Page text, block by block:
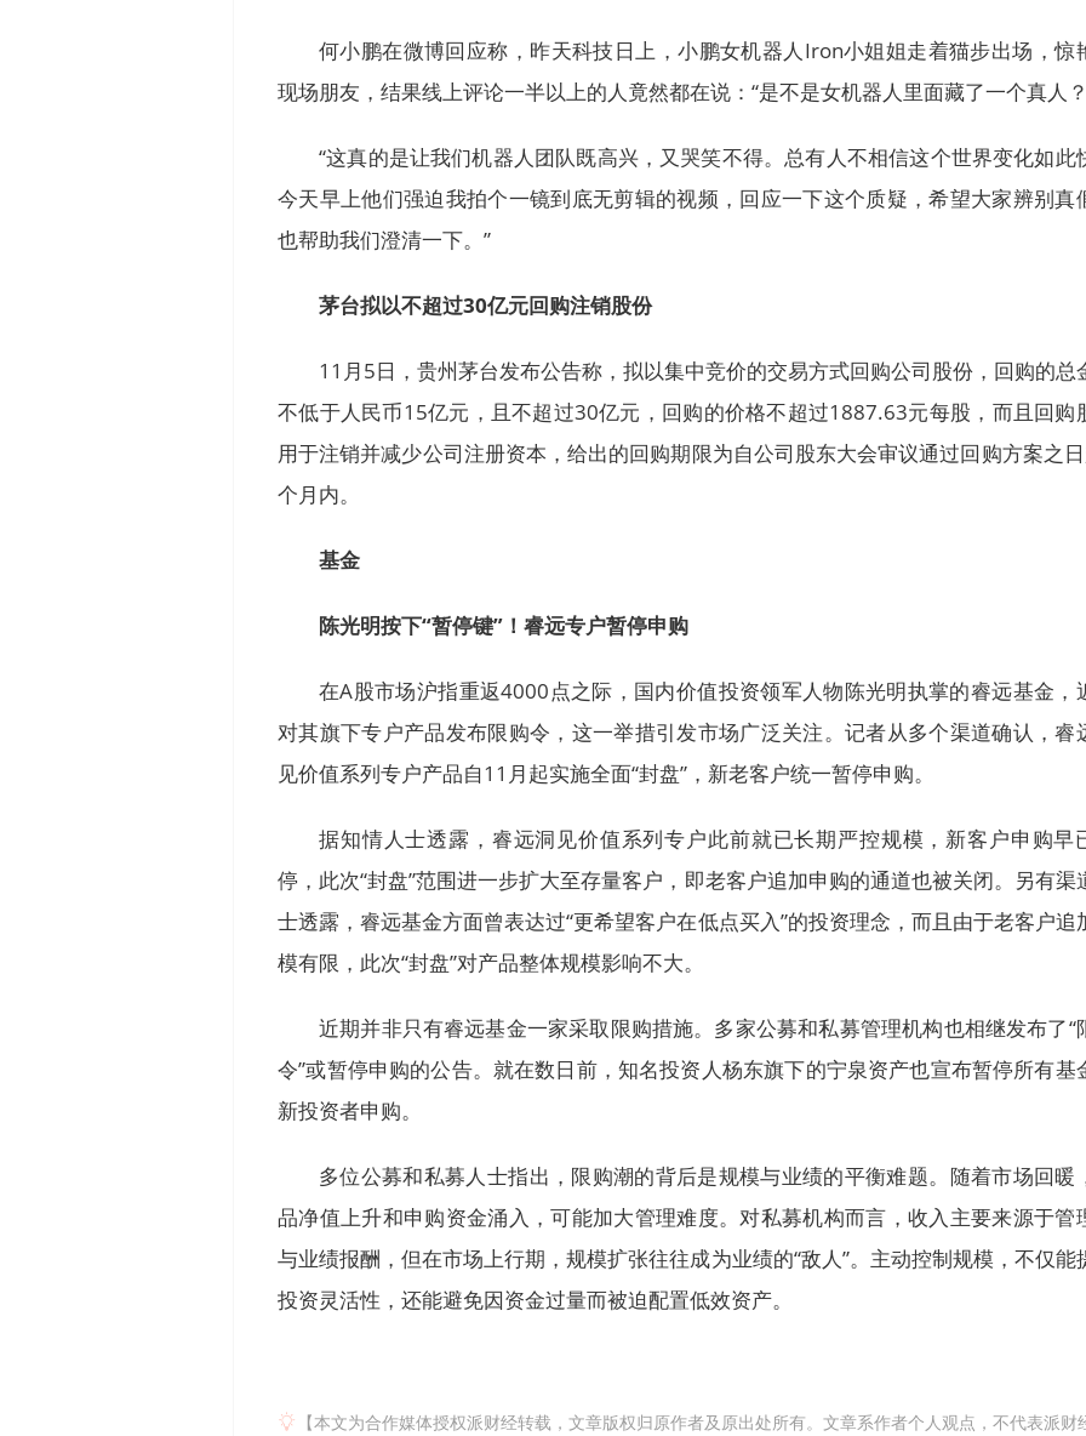
何小鹏在微博回应称，昨天科技日上，小鹏女机器人Iron小姐姐走着猫步出场，惊
现场朋友，结果线上评论一半以上的人竟然都在说：“是不是女机器人里面藏了一个真人
“这真的是让我们机器人团队既高兴，又哭笑不得。总有人不相信这个世界变化如此
今天早上他们强迫我拍个一镜到底无剪辑的视频，回应一下这个质疑，希望大家辨别真
也帮助我们澄清一下。”
茅台拟以不超过30亿元回购注销股份
11月5日，贵州茅台发布公告称，拟以集中竞价的交易方式回购公司股份，回购的总
不低于人民币15亿元，且不超过30亿元，回购的价格不超过1887.63元每股，而且回购
用于注销并减少公司注册资本，给出的回购期限为自公司股东大会审议通过回购方案之
个月内。
基金
陈光明按下“暂停键”！睿远专户暂停申购
在A股市场沪指重返4000点之际，国内价值投资领军人物陈光明执掌的睿远基金，
对其旗下专户产品发布限购令，这一举措引发市场广泛关注。记者从多个渠道确认，睿
见价值系列专户产品自11月起实施全面“封盘”，新老客户统一暂停申购。
据知情人士透露，睿远洞见价值系列专户此前就已长期严控规模，新客户申购早
停，此次“封盘”范围进一步扩大至存量客户，即老客户追加申购的通道也被关闭。另有渠
士透露，睿远基金方面曾表达过“更希望客户在低点买入”的投资理念，而且由于老客户追
模有限，此次“封盘”对产品整体规模影响不大。
近期并非只有睿远基金一家采取限购措施。多家公募和私募管理机构也相继发布了“
令”或暂停申购的公告。就在数日前，知名投资人杨东旗下的宁泉资产也宣布暂停所有基
新投资者申购。
多位公募和私募人士指出，限购潮的背后是规模与业绩的平衡难题。随着市场回暖
品净值上升和申购资金涌入，可能加大管理难度。对私募机构而言，收入主要来源于管
与业绩报酬，但在市场上行期，规模扩张往往成为业绩的“敌人”。主动控制规模，不仅能
投资灵活性，还能避免因资金过量而被迫配置低效资产。
【本文为合作媒体授权派财经转载，文章版权归原作者及原出处所有。文章系作者个人观点，不代表派财